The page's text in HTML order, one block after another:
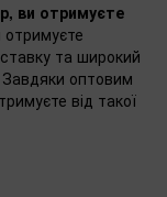
ви отримуєте
отримуєте
та широкий
Завдяки оптовим
від такої